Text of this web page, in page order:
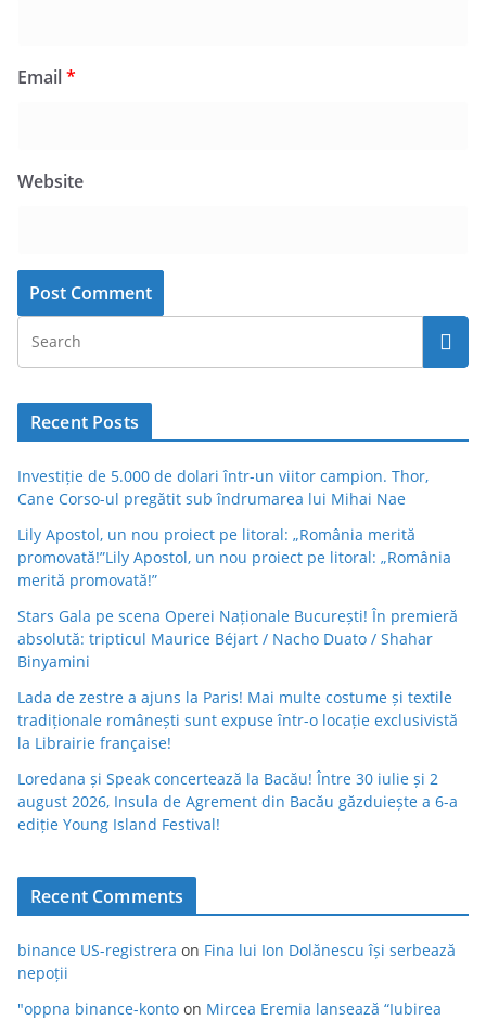
Email*
Website
Recent Posts
Investiție de 5.000 de dolari într-un viitor campion. Thor,
Cane Corso-ul pregătit sub îndrumarea lui Mihai Nae
Lily Apostol, un nou proiect pe litoral: „România merită
promovată!”Lily Apostol, un nou proiect pe litoral: „România
merită promovată!”
Stars Gala pe scena Operei Naționale București! În premieră
absolută: tripticul Maurice Béjart / Nacho Duato / Shahar
Binyamini
Lada de zestre a ajuns la Paris! Mai multe costume și textile
tradiționale românești sunt expuse într-o locație exclusivistă
la Librairie française!
Loredana și Speak concertează la Bacău! Între 30 iulie și 2
august 2026, Insula de Agrement din Bacău găzduiește a 6-a
ediție Young Island Festival!
Recent Comments
binance US-registrera on Fina lui Ion Dolănescu își serbează
nepoții
"oppna binance-konto on Mircea Eremia lansează “Iubirea